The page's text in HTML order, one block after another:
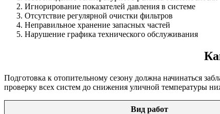
Игнорирование показателей давления в системе
Отсутствие регулярной очистки фильтров
Неправильное хранение запасных частей
Нарушение графика технического обслуживания
Подготовка к отопительному сезону должна начинаться
проверку всех систем до снижения уличной температуры
Вид работ